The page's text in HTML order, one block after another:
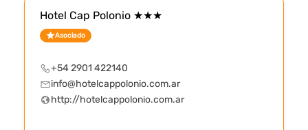
Hotel Cap Polonio ★★★
Asociado
+54 2901 422140
info@hotelcappolonio.com.ar
http://hotelcappolonio.com.ar